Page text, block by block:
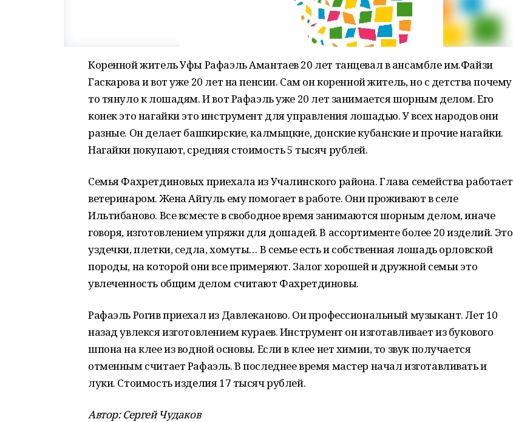
Коренной житель Уфы Рафаэль Амантаев 20 лет танцевал в ансамбле им.Файзи
Гаскарова и вот уже 20 лет на пенсии. Сам он коренной житель, но с детства почему
то тянуло к лошадям. И вот Рафаэль уже 20 лет занимается шорным делом. Его
конек это нагайки это инструмент для управления лошадью. У всех народов они
разные. Он делает башкирские, калмыцкие, донские кубанские и прочие нагайки.
Нагайки покупают, средняя стоимость 5 тысяч рублей.
Семья Фахретдиновых приехала из Учалинского района. Глава семейства работает
ветеринаром. Жена Айгуль ему помогает в работе. Они проживают в селе
Ильтибаново. Все всместе в свободное время занимаются шорным делом, иначе
говоря, изготовлением упряжи для дошадей. В ассортименте более 20 изделий. Это
уздечки, плетки, седла, хомуты… В семье есть и собственная лошадь орловской
породы, на которой они все примеряют. Залог хорошей и дружной семьи это
увлеченность общим делом считают Фахретдиновы.
Рафаэль Рогив приехал из Давлеканово. Он профессиональный музыкант. Лет 10
назад увлекся изготовлением кураев. Инструмент он изготавливает из букового
шпона на клее из водной основы. Если в клее нет химии, то звук получается
отменным считает Рафаэль. В последнее время мастер начал изготавливать и
луки. Стоимость изделия 17 тысяч рублей.
Автор: Сергей Чудаков